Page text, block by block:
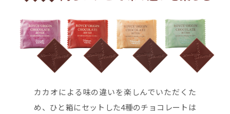
カカオによる味の違いを楽しんでいただくた
め、ひと箱にセットした4種のチョコレートは